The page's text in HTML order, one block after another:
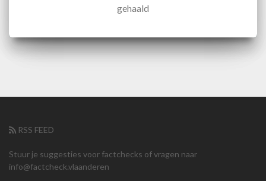
gehaald
RSS FEED
Stuur je suggesties voor factchecks of vragen naar
info@factcheck.vlaanderen